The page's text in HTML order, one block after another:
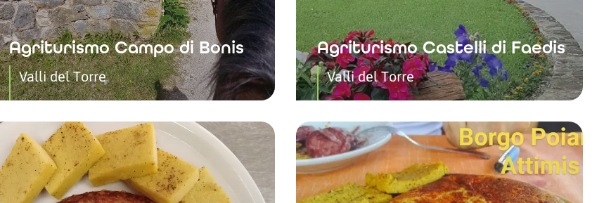
Agriturismo Campo di Bonis
Valli del Torre
Agriturismo Castelli di Faedis
Valli del Torre